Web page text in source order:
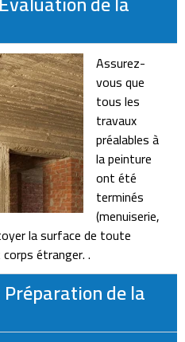
Assurez-
vous que
tous les
travaux
préalables à
la peinture
ont été
terminés
(menuiserie,
la surface de toute
étranger. .
de la